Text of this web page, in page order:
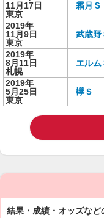
11月17日
東京
霜月Ｓ
2019年
11月9日
東京
武蔵野
2019年
8月11日
札幌
エルム
2019年
5月25日
東京
欅Ｓ
結果・成績・オッズな